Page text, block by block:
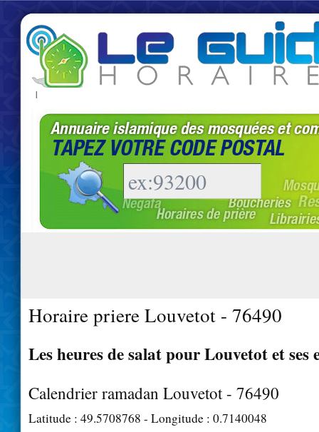
|
Horaire priere Louvetot - 76490
Les heures de salat pour Louvetot et ses
Calendrier ramadan Louvetot - 76490
Latitude : 49.5708768 - Longitude : 0.7140048